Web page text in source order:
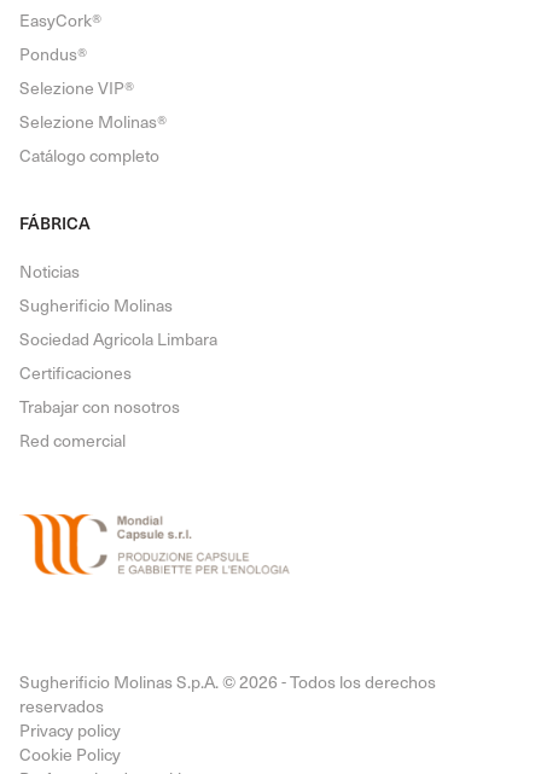
EasyCork®
Pondus®
Selezione VIP®
Selezione Molinas®
Catálogo completo
FÁBRICA
Noticias
Sugherificio Molinas
Sociedad Agricola Limbara
Certificaciones
Trabajar con nosotros
Red comercial
Sugherificio Molinas S.p.A. © 2026 - Todos los derechos
reservados
Privacy policy
Cookie Policy